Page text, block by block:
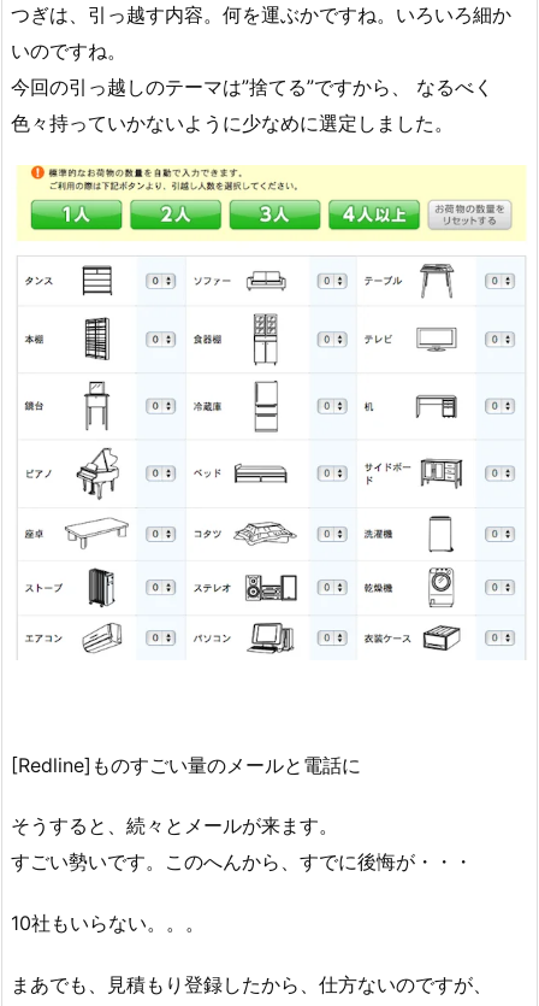
つぎは、引っ越す内容。何を運ぶかですね。いろいろ細か
いのですね。
今回の引っ越しのテーマは”捨てる”ですから、 なるべく
色々持っていかないように少なめに選定しました。
[Redline]ものすごい量のメールと電話に
そうすると、続々とメールが来ます。
すごい勢いです。このへんから、すでに後悔が・・・
10社もいらない。。。
まあでも、見積もり登録したから、仕方ないのですが、